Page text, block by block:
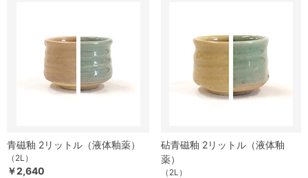
青磁釉 2リットル（液体釉薬）
（2L）
￥2,640
砧青磁釉 2リットル（液体釉
薬）
（2L）